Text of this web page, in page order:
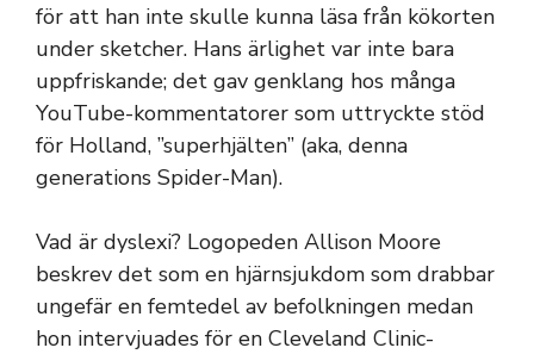
för att han inte skulle kunna läsa från kökorten
under sketcher. Hans ärlighet var inte bara
uppfriskande; det gav genklang hos många
YouTube-kommentatorer som uttryckte stöd
för Holland, ”superhjälten” (aka, denna
generations Spider-Man).
Vad är dyslexi? Logopeden Allison Moore
beskrev det som en hjärnsjukdom som drabbar
ungefär en femtedel av befolkningen medan
hon intervjuades för en Cleveland Clinic-